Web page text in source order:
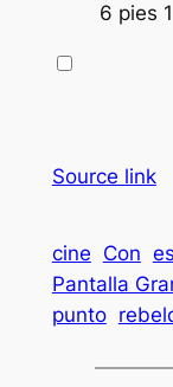
6 pies
Source link
cine Con
Pantalla
punto